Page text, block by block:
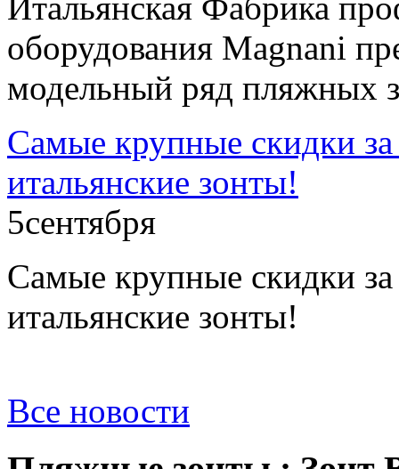
оборудования Magnani
модельный ряд пляжных
Самые крупные скидки
итальянские зонты!
5сентября
Самые крупные скидки
итальянские зонты!
Все новости